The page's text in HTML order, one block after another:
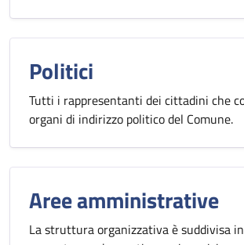
Politici
Tutti i rappresentanti dei cittadini che
organi di indirizzo politico del Comune.
Aree amministrative
La struttura organizzativa è suddivisa